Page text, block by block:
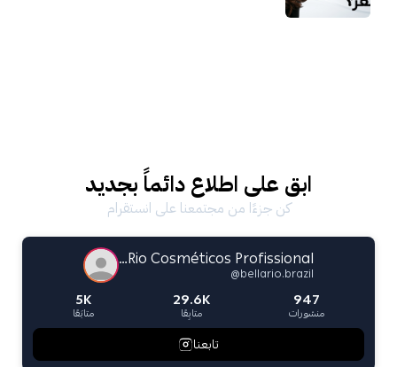
ابق على اطلاع دائماً بجديد
كن جزءًا من مجتمعنا على انستقرام
Bella Rio Cosméticos Profissional
@bellario.brazil
947
منشورات
29.6K
متابِعًا
5K
متابَعًا
تابعنا